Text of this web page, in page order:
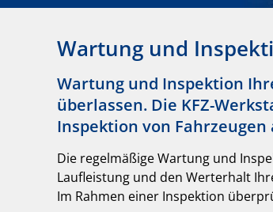
Wartung und
Wartung und Inspektion
überlassen. Die KFZ-
Inspektion von
Die regelmäßige Wartung und
Laufleistung und den Werterhalt
Im Rahmen einer Inspektion